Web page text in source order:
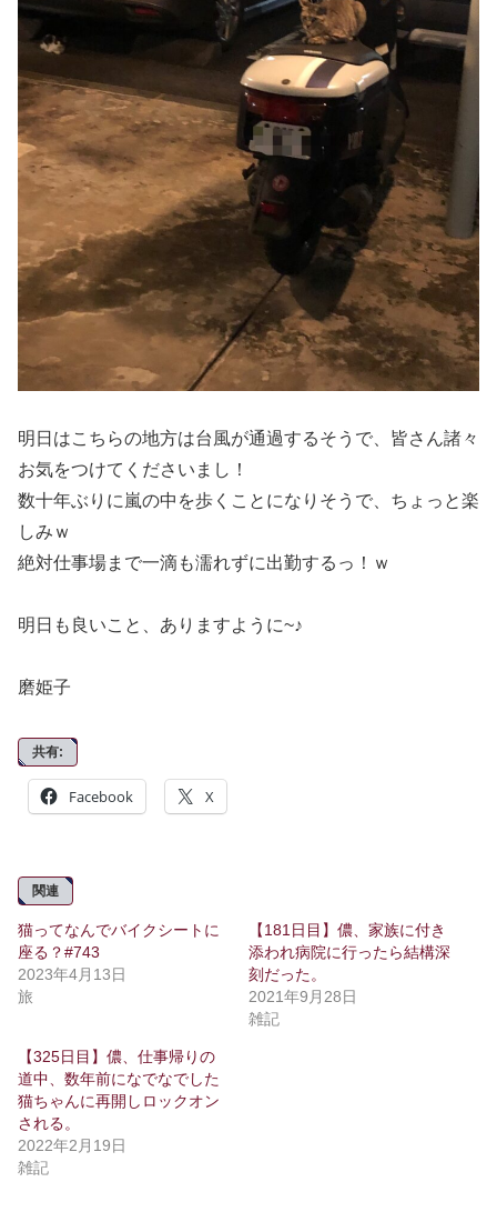
明日はこちらの地方は台風が通過するそうで、皆さん諸々
お気をつけてくださいまし！
数十年ぶりに嵐の中を歩くことになりそうで、ちょっと楽
しみｗ
絶対仕事場まで一滴も濡れずに出勤するっ！ｗ
明日も良いこと、ありますように~♪
磨姫子
共有:
Facebook X
関連
猫ってなんでバイクシートに
座る？#743
2023年4月13日
旅
【181日目】儂、家族に付き
添われ病院に行ったら結構深
刻だった。
2021年9月28日
雑記
【325日目】儂、仕事帰りの
道中、数年前になでなでした
猫ちゃんに再開しロックオン
される。
2022年2月19日
雑記